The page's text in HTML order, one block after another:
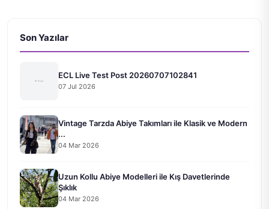
Son Yazılar
ECL Live Test Post 20260707102841
07 Jul 2026
Vintage Tarzda Abiye Takımları ile Klasik ve Modern
...
04 Mar 2026
Uzun Kollu Abiye Modelleri ile Kış Davetlerinde
Şıklık
04 Mar 2026